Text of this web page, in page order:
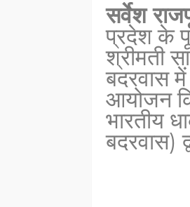
सर्वेश
प्रदेश के
श्रीमती
बदरवास
आयोजन
भारतीय
बदरवास)